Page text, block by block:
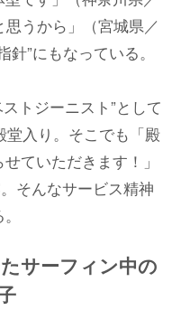
うから」（宮城県／
”にもなっている。
トジーニスト”として
堂入り。そこでも「殿
ていただきます！」
そんなサービス精神
サーフィン中の